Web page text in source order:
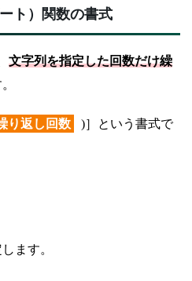
ト）関数の書式
文字列を指定した回数だけ繰
り返し回数
)］という書式で
ます。